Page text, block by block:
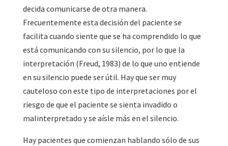
decida comunicarse de otra manera.
Frecuentemente esta decisión del paciente se
facilita cuando siente que se ha comprendido lo que
está comunicando con su silencio, por lo que la
interpretación (Freud, 1983) de lo que uno entiende
en su silencio puede ser útil. Hay que ser muy
cauteloso con este tipo de interpretaciones por el
riesgo de que el paciente se sienta invadido o
malinterpretado y se aísle más en el silencio.
Hay pacientes que comienzan hablando sólo de sus